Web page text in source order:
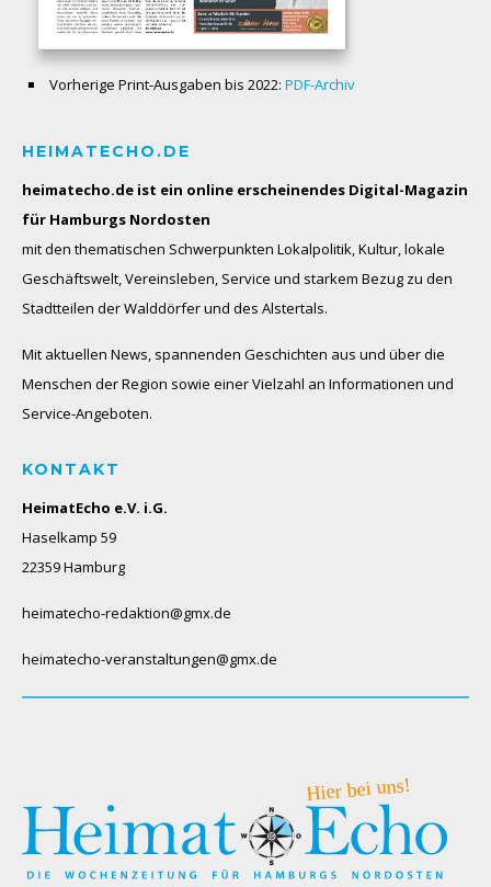
Vorherige Print-Ausgaben bis 2022: PDF-Archiv
HEIMATECHO.DE
heimatecho.de ist ein online erscheinendes Digital-Magazin
für Hamburgs Nordosten
mit den thematischen Schwerpunkten Lokalpolitik, Kultur, lokale
Geschäftswelt, Vereinsleben, Service und starkem Bezug zu den
Stadtteilen der Walddörfer und des Alstertals.
Mit aktuellen News, spannenden Geschichten aus und über die
Menschen der Region sowie einer Vielzahl an Informationen und
Service-Angeboten.
KONTAKT
HeimatEcho e.V. i.G.
Haselkamp 59
22359 Hamburg
heimatecho-redaktion@gmx.de
heimatecho-veranstaltungen@gmx.de